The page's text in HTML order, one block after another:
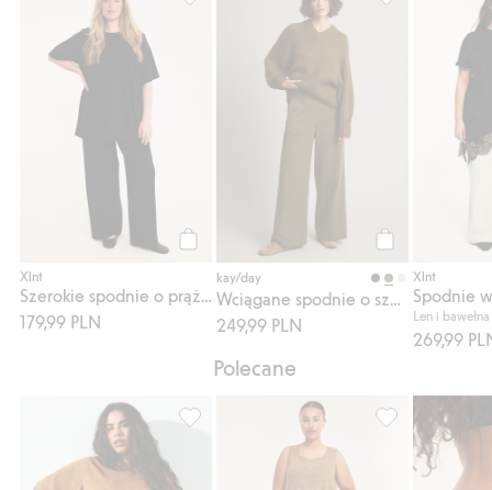
Xlnt
179,99 PLN
Szerokie spodnie o prążkowanej
kay/day
249,99 PLN
Wciągane
Xlnt
Len i bawełna
269,99
Polecane
Top z szerokimi rękawami, Dodaj do listy
Koszulka z